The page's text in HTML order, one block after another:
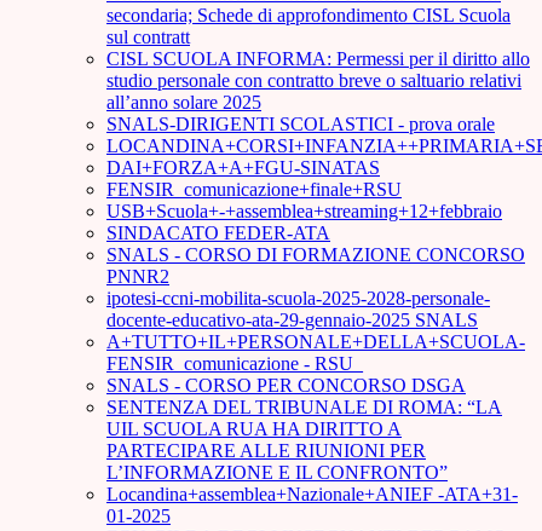
secondaria; Schede di approfondimento CISL Scuola
sul contratt
CISL SCUOLA INFORMA: Permessi per il diritto allo
studio personale con contratto breve o saltuario relativi
all’anno solare 2025
SNALS-DIRIGENTI SCOLASTICI - prova orale
DAI+FORZA+A+FGU-SINATAS
FENSIR_comunicazione+finale+RSU
USB+Scuola+-+assemblea+streaming+12+febbraio
SINDACATO FEDER-ATA
SNALS - CORSO DI FORMAZIONE CONCORSO
PNNR2
ipotesi-ccni-mobilita-scuola-2025-2028-personale-
docente-educativo-ata-29-gennaio-2025 SNALS
A+TUTTO+IL+PERSONALE+DELLA+SCUOLA-
FENSIR_comunicazione - RSU_
SNALS - CORSO PER CONCORSO DSGA
SENTENZA DEL TRIBUNALE DI ROMA: “LA
UIL SCUOLA RUA HA DIRITTO A
PARTECIPARE ALLE RIUNIONI PER
L’INFORMAZIONE E IL CONFRONTO”
Locandina+assemblea+Nazionale+ANIEF -ATA+31-
01-2025